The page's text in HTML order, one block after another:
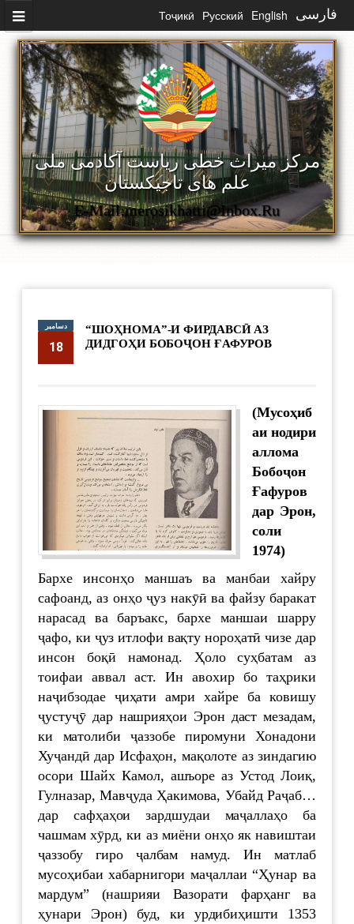
رفتن به محتوای اصلی Тоҷикӣ Русский English فارسی
مرکز میراث خطی ریاست آکادمی ملی
علم های تاجیکستان
E-Mail:merosikhatti@inbox.ru
18
دسامبر
“ШОҲНОМА”-И ФИРДАВСӢ АЗ
ДИДГОҲИ БОБОҶОН ҒАФУРОВ
(Мусоҳиб
аи нодири
аллома
Бобоҷон
Ғафуров
дар Эрон,
соли
1974)
Бархе инсонҳо маншаъ ва манбаи хайру
сафоанд, аз онҳо ҷуз накӯӣ ва файзу баракат
нарасад ва баръакс, бархе маншаи шарру
ҷафо, ки ҷуз итлофи вақту нороҳатӣ чизе дар
инсон боқӣ намонад. Ҳоло суҳбатам аз
тоифаи аввал аст. Ин авохир бо таҳрики
наҷибзодае ҷиҳати амри хайре ба ковишу
ҷустуҷӯ дар нашрияҳои Эрон даст мезадам,
ки матолиби ҷаззобе пиромуни Хонадони
Хуҷандӣ дар Исфаҳон, мақолоте аз зиндагию
осори Шайх Камол, ашъоре аз Устод Лоиқ,
Гулназар, Мавҷуда Ҳакимова, Убайд Раҷаб…
дар сафҳаҳои зардшудаи маҷаллаҳо ба
чашмам хӯрд, ки аз миёни онҳо як навиштаи
ҷаззобу гиро ҷалбам намуд. Ин матлаб
мусоҳибаи хабарнигори маҷаллаи “Ҳунар ва
мардум” (нашрияи Вазорати фарҳанг ва
ҳунари Эрон) буд, ки урдибиҳишти 1353